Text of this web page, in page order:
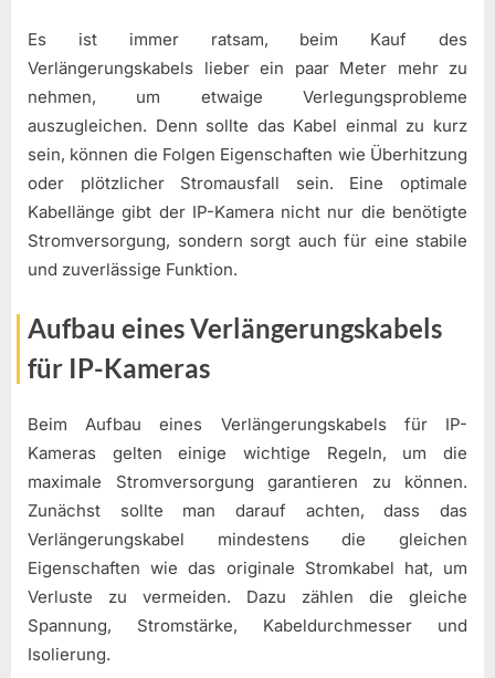
Es ist immer ratsam, beim Kauf des
Verlängerungskabels lieber ein paar Meter mehr zu
nehmen, um etwaige Verlegungsprobleme
auszugleichen. Denn sollte das Kabel einmal zu kurz
sein, können die Folgen Eigenschaften wie Überhitzung
oder plötzlicher Stromausfall sein. Eine optimale
Kabellänge gibt der IP-Kamera nicht nur die benötigte
Stromversorgung, sondern sorgt auch für eine stabile
und zuverlässige Funktion.
Aufbau eines Verlängerungskabels
für IP-Kameras
Beim Aufbau eines Verlängerungskabels für IP-
Kameras gelten einige wichtige Regeln, um die
maximale Stromversorgung garantieren zu können.
Zunächst sollte man darauf achten, dass das
Verlängerungskabel mindestens die gleichen
Eigenschaften wie das originale Stromkabel hat, um
Verluste zu vermeiden. Dazu zählen die gleiche
Spannung, Stromstärke, Kabeldurchmesser und
Isolierung.